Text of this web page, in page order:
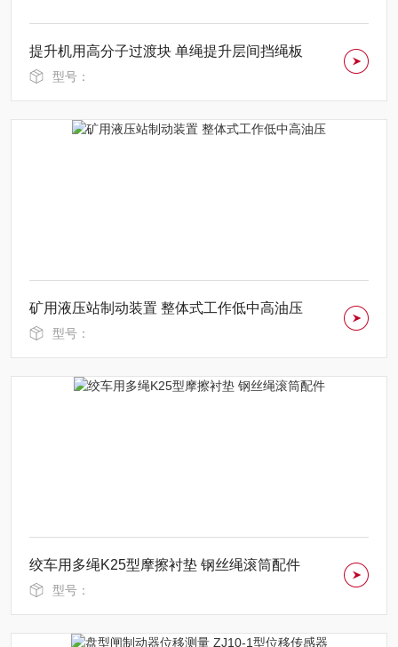
提升机用高分子过渡块 单绳提升层间挡绳板
型号：
矿用液压站制动装置 整体式工作低中高油压
型号：
绞车用多绳K25型摩擦衬垫 钢丝绳滚筒配件
型号：